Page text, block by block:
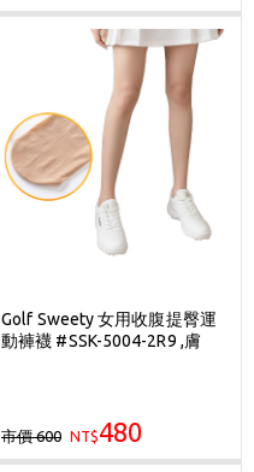
Golf Sweety 女用收腹提臀運
動褲襪 #SSK-5004-2R9 ,膚
市價 600 NT$480